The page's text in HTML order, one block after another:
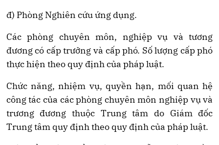
đ) Phòng Nghiên cứu ứng dụng.
Các phòng chuyên môn, nghiệp vụ và tương
đương có cấp trưởng và cấp phó. Số lượng cấp phó
thực hiện theo quy định của pháp luật.
Chức năng, nhiệm vụ, quyền hạn, mối quan hệ
công tác của các phòng chuyên môn nghiệp vụ và
trương đương thuộc Trung tâm do Giám đốc
Trung tâm quy định theo quy định của pháp luật.